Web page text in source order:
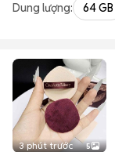
Dung lượng: 64 GB
3 phút trước 5